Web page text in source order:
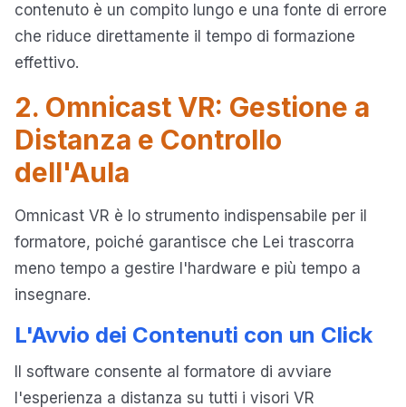
contenuto è un compito lungo e una fonte di errore
che riduce direttamente il tempo di formazione
effettivo.
2. Omnicast VR: Gestione a
Distanza e Controllo
dell'Aula
Omnicast VR è lo strumento indispensabile per il
formatore, poiché garantisce che Lei trascorra
meno tempo a gestire l'hardware e più tempo a
insegnare.
L'Avvio dei Contenuti con un Click
Il software consente al formatore di avviare
l'esperienza a distanza su tutti i visori VR